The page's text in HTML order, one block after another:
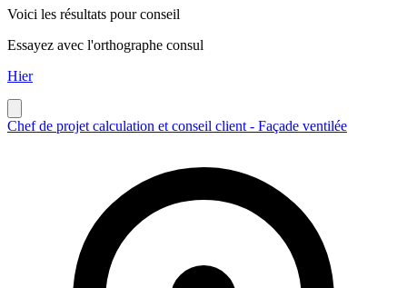
Voici les résultats pour conseil
Essayez avec l'orthographe consul
Hier
Chef de projet calculation et conseil client - Façade ventilée